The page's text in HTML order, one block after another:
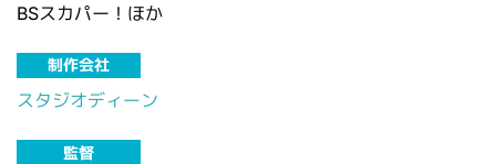
BSスカパー！ほか
制作会社
スタジオディーン
監督